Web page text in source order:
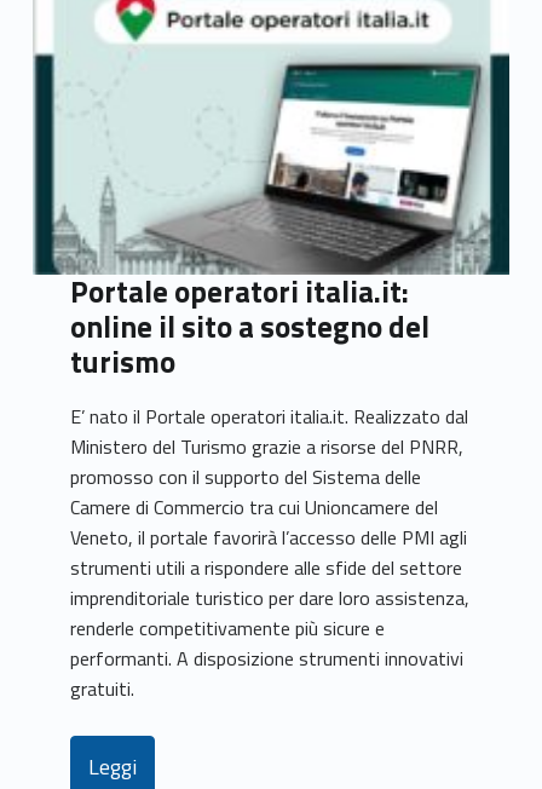
Portale operatori italia.it:
online il sito a sostegno del
turismo
E’ nato il Portale operatori italia.it. Realizzato dal
Ministero del Turismo grazie a risorse del PNRR,
promosso con il supporto del Sistema delle
Camere di Commercio tra cui Unioncamere del
Veneto, il portale favorirà l’accesso delle PMI agli
strumenti utili a rispondere alle sfide del settore
imprenditoriale turistico per dare loro assistenza,
renderle competitivamente più sicure e
performanti. A disposizione strumenti innovativi
gratuiti.
Leggi